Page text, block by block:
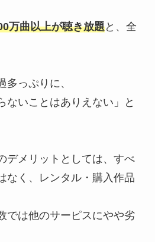
万曲以上が聴き放題と、全
多っぷりに、
ないことはありえない」と
デメリットとしては、すべ
なく、レンタル・購入作品
では他のサーピスにやや劣